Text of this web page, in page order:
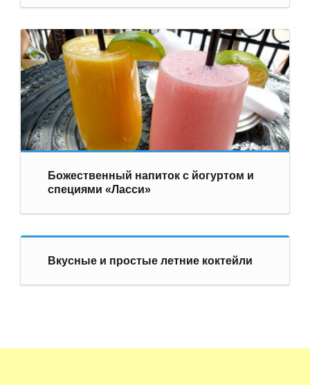
Божественный напиток с йогуртом и
специями «Ласси»
Вкусные и простые летние коктейли